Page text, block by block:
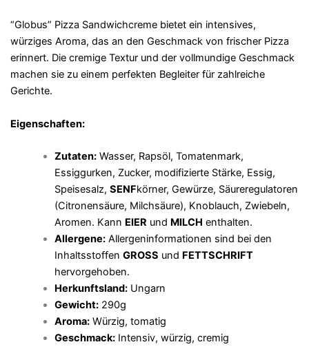
“Globus” Pizza Sandwichcreme bietet ein intensives,
würziges Aroma, das an den Geschmack von frischer Pizza
erinnert. Die cremige Textur und der vollmundige Geschmack
machen sie zu einem perfekten Begleiter für zahlreiche
Gerichte.
Eigenschaften:
Zutaten:Wasser, Rapsöl, Tomatenmark,
Essiggurken, Zucker, modifizierte Stärke, Essig,
Speisesalz, SENFkörner, Gewürze, Säureregulatoren
(Citronensäure, Milchsäure), Knoblauch, Zwiebeln,
Aromen. Kann EIER und MILCH enthalten.
Allergene:Allergeninformationen sind bei den
Inhaltsstoffen GROSS und FETTSCHRIFT
hervorgehoben.
Herkunftsland:Ungarn
Gewicht:290g
Aroma:Würzig, tomatig
Geschmack:Intensiv, würzig, cremig